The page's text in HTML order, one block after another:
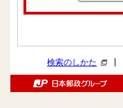
検索のしかた